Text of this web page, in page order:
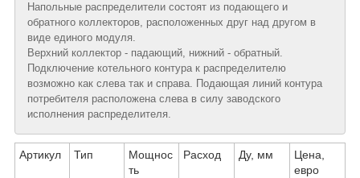
Напольные распределители состоят из подающего и
обратного коллекторов, расположенных друг над другом в
виде единого модуля.
Верхний коллектор - падающий, нижний - обратный.
Подключение котельного контура к распределителю
возможно как слева так и справа. Подающая линий контура
потребителя расположена слева в силу заводского
исполнения распределителя.
Артикул Тип
Мощнос
ть
Расход Ду, мм
Цена,
евро